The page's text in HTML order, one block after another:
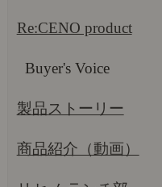
Re:CENO product
Buyer's Voice
製品ストーリー
商品紹介（動画）